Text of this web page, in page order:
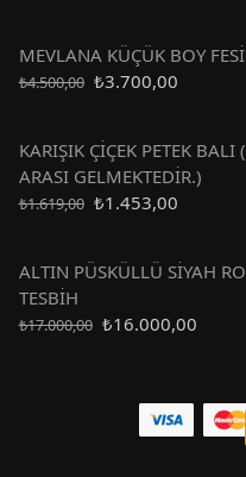
MEVLANA KÜÇÜK BOY
₺4.500,00 ₺3.700,00
KARIŞIK ÇİÇEK PETEK BALI
ARASI GELMEKTEDİR.)
₺1.619,00 ₺1.453,00
ALTIN PÜSKÜLLÜ SİYAH
TESBİH
₺17.000,00 ₺16.000,00